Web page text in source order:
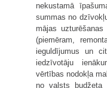
nekustamā
summas no
mājas
(piemēram,
ieguldījumus un
iedzīvotāju
vērtības nodokļa
no valsts budžeta